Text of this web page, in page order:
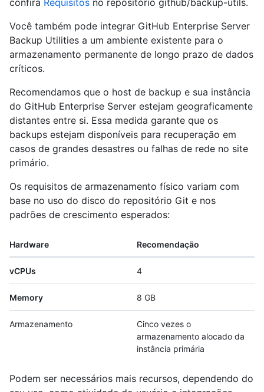
confira Requisitos no repositório github/backup-utils.
Você também pode integrar GitHub Enterprise Server
Backup Utilities a um ambiente existente para o
armazenamento permanente de longo prazo de dados
críticos.
Recomendamos que o host de backup e sua instância
do GitHub Enterprise Server estejam geograficamente
distantes entre si. Essa medida garante que os
backups estejam disponíveis para recuperação em
casos de grandes desastres ou falhas de rede no site
primário.
Os requisitos de armazenamento físico variam com
base no uso do disco do repositório Git e nos
padrões de crescimento esperados:
Hardware Recomendação
vCPUs 4
Memory 8 GB
Armazenamento
Cinco vezes o
armazenamento alocado da
instância primária
Podem ser necessários mais recursos, dependendo do